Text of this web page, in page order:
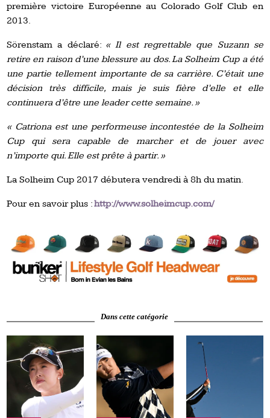
première victoire Européenne au Colorado Golf Club en
2013.
Sörenstam a déclaré: « Il est regrettable que Suzann se
retire en raison d’une blessure au dos. La Solheim Cup a été
une partie tellement importante de sa carrière. C’était une
décision très difficile, mais je suis fière d’elle et elle
continuera d’être une leader cette semaine. »
« Catriona est une performeuse incontestée de la Solheim
Cup qui sera capable de marcher et de jouer avec
n’importe qui. Elle est prête à partir. »
La Solheim Cup 2017 débutera vendredi à 8h du matin.
Pour en savoir plus :http://www.solheimcup.com/
Dans cette catégorie